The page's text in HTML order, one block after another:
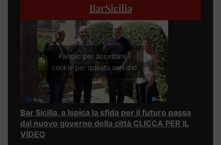
BarSicilia
Fai clic per accettare i
cookie per questo servizio
Bar Sicilia, a Ispica la sfida per il futuro passa
dal nuovo governo della città CLICCA PER IL
VIDEO